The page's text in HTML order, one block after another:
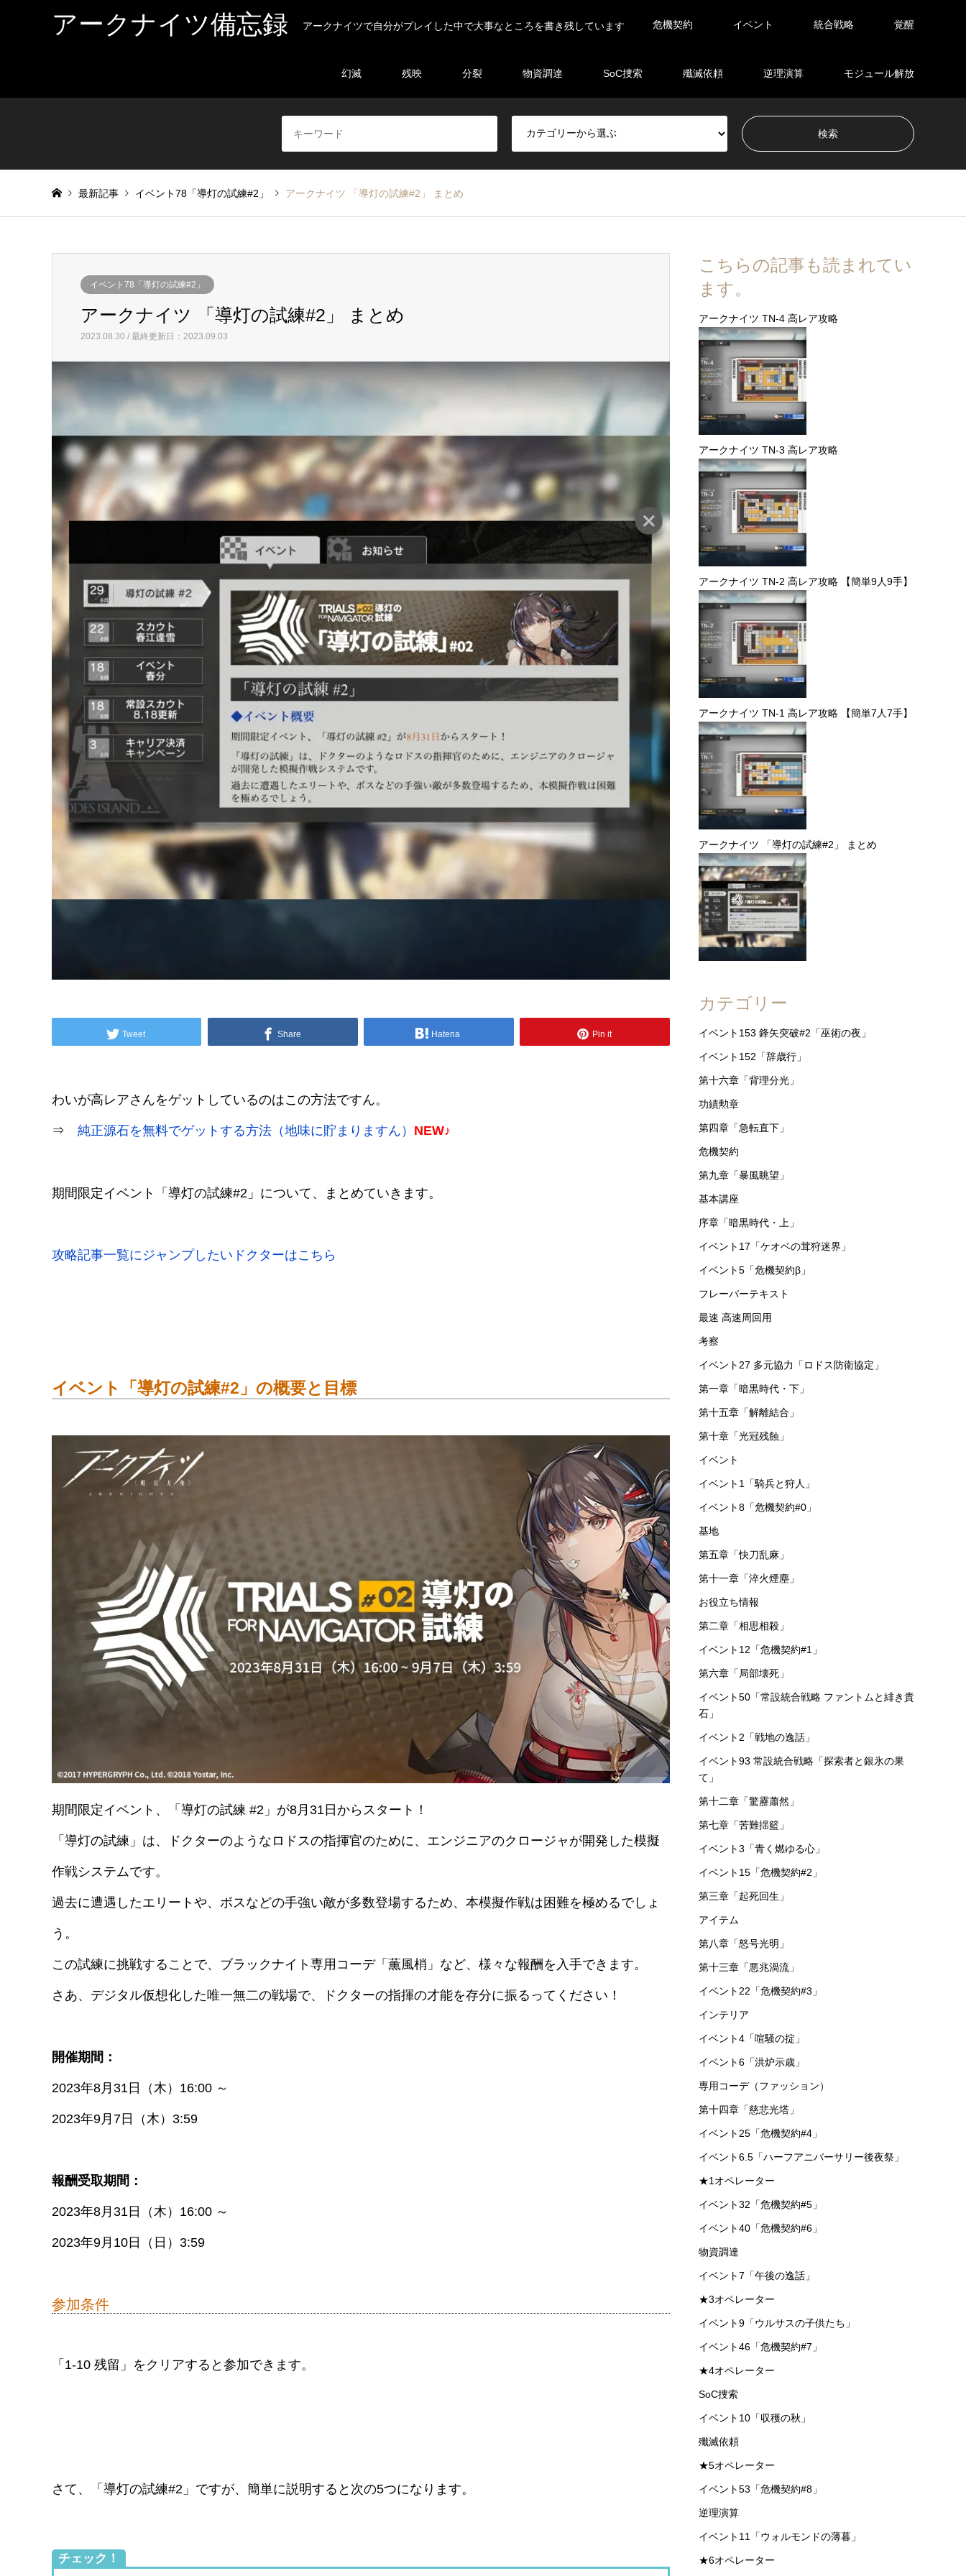
アークナイツ備忘録 アークナイツで自分がプレイした中で大事なところを書き残しています 危機契約 イベント 統合戦略 覚醒
幻滅 残映 分裂 物資調達 SoC捜索 殲滅依頼 逆理演算 モジュール解放
最新記事 イベント78「導灯の試練#2」 アークナイツ 「導灯の試練#2」 まとめ
イベント78「導灯の試練#2」
アークナイツ 「導灯の試練#2」 まとめ
2023.08.30 / 最終更新日：2023.09.03
Tweet Share
攻略記事一覧にジャンプしたいドクターはこちら
イベント「導灯の試練#2」の概要と目標
「導灯の試練」は、ドクターのようなロドスの指揮官のために、エンジニアのクロージャが開発した模擬
作戦システムです。
過去に遭遇したエリートや、ボスなどの手強い敵が多数登場するため、本模擬作戦は困難を極めるでしょ
この試練に挑戦することで、ブラックナイト専用コーデ「薫風梢」など、様々な報酬を入手できます。
さあ、デジタル仮想化した唯一無二の戦場で、ドクターの指揮の才能を存分に振るってください！
2023年8月31日（木）16:00 ～
こちらの記事も読まれてい
ます。
アークナイツ TN-4 高レア攻略
アークナイツ TN-3 高レア攻略
アークナイツ TN-2 高レア攻略 【簡単9人9手】
アークナイツ TN-1 高レア攻略 【簡単7人7手】
アークナイツ 「導灯の試練#2」 まとめ
カテゴリー
イベント153 鋒矢突破#2「巫術の夜」
イベント152「辞歳行」
第十六章「背理分光」
功績勲章
第四章「急転直下」
危機契約
第九章「暴風眺望」
基本講座
序章「暗黒時代・上」
イベント17「ケオベの茸狩迷界」
イベント5「危機契約β」
フレーバーテキスト
最速 高速周回用
考察
イベント27 多元協力「ロドス防衛協定」
第一章「暗黒時代・下」
第十五章「解離結合」
第十章「光冠残蝕」
イベント
イベント1「騎兵と狩人」
第十一章「淬火煙塵」
お役立ち情報
第二章「相思相殺」
イベント12「危機契約#1」
第六章「局部壊死」
て」
第十二章「驚靂蕭然」
第七章「苦難揺籃」
イベント3「青く燃ゆる心」
イベント15「危機契約#2」
第三章「起死回生」
アイテム
第八章「怒号光明」
第十三章「悪兆渦流」
イベント22「危機契約#3」
インテリア
イベント4「喧騒の掟」
イベント6「洪炉示歳」
専用コーデ（ファッション）
第十四章「慈悲光塔」
イベント25「危機契約#4」
イベント6.5「ハーフアニバーサリー後夜祭」
★1オペレーター
イベント32「危機契約#5」
イベント40「危機契約#6」
物資調達
イベント7「午後の逸話」
★3オペレーター
イベント9「ウルサスの子供たち」
イベント46「危機契約#7」